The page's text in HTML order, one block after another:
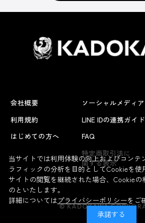
会社概要
利用規約
はじめての方へ
ソーシャルメディア
LINE IDの連携ガイド
FAQ
特定商取引法に
関する表示
© KADOKAWA
当サイトでは利用体験の向上およびコンテ
ラフィックの分析を目的としてCookieを使
サイトの閲覧を継続された場合、Cookieの
のといたします。
詳細についてはプライバシーポリシーをご
承諾する